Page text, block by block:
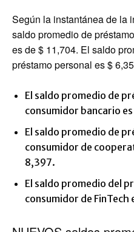
Según la instantánea de la
saldo promedio de
es de $ 11,704. El saldo
préstamo personal es $
El saldo promedio de
consumidor bancario
El saldo promedio de
consumidor de
8,397.
El saldo promedio del
consumidor de FinTech